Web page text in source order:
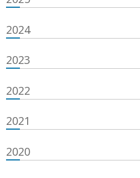
2024
2023
2022
2021
2020